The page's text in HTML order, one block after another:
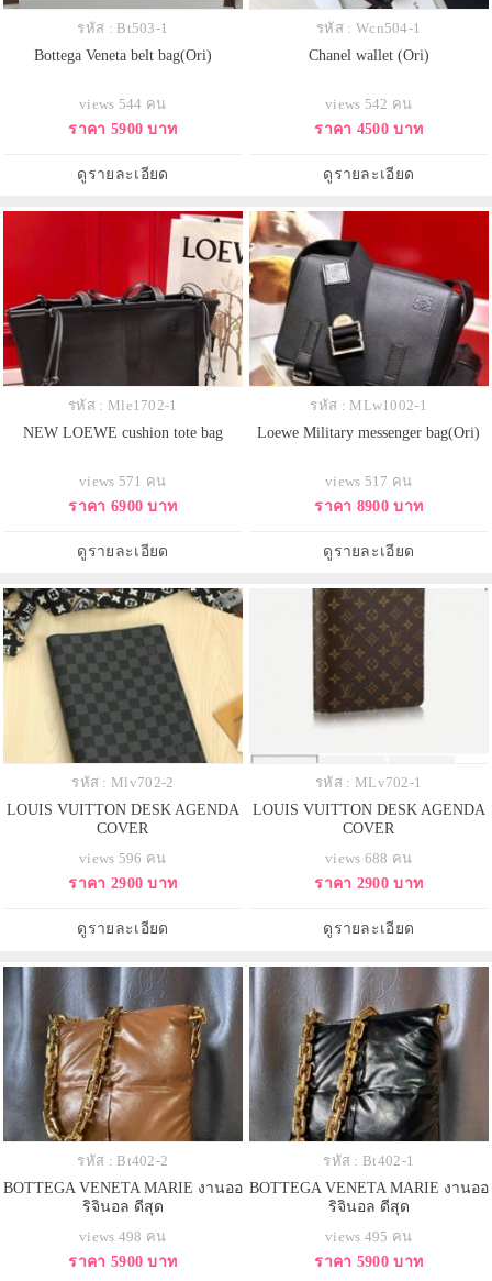
รหัส : Bt503-1
Bottega Veneta belt bag(Ori)
views 544 คน
ราคา 5900 บาท
ดูรายละเอียด
รหัส : Wcn504-1
Chanel wallet (Ori)
views 542 คน
ราคา 4500 บาท
ดูรายละเอียด
รหัส : Mle1702-1
NEW LOEWE cushion tote bag
views 571 คน
ราคา 6900 บาท
ดูรายละเอียด
รหัส : MLw1002-1
Loewe Military messenger bag(Ori)
views 517 คน
ราคา 8900 บาท
ดูรายละเอียด
รหัส : Mlv702-2
LOUIS VUITTON DESK AGENDA
COVER
views 596 คน
ราคา 2900 บาท
ดูรายละเอียด
รหัส : MLv702-1
LOUIS VUITTON DESK AGENDA
COVER
views 688 คน
ราคา 2900 บาท
ดูรายละเอียด
รหัส : Bt402-2
BOTTEGA VENETA MARIE งานออ
ริจินอล ดีสุด
views 498 คน
ราคา 5900 บาท
รหัส : Bt402-1
BOTTEGA VENETA MARIE งานออ
ริจินอล ดีสุด
views 495 คน
ราคา 5900 บาท